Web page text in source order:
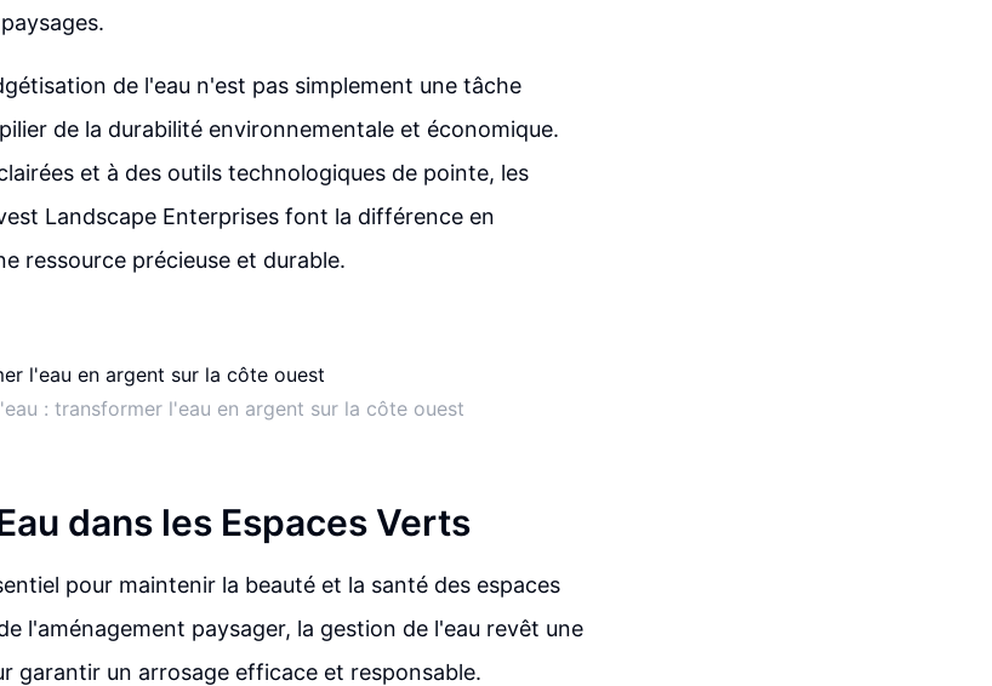
de l'eau n'est pas simplement une tâche
de la durabilité environnementale et économique.
et à des outils technologiques de pointe, les
Landscape Enterprises font la différence en
ressource précieuse et durable.
: transformer l'eau en argent sur la côte ouest
dans les Espaces Verts
pour maintenir la beauté et la santé des espaces
l'aménagement paysager, la gestion de l'eau revêt une
garantir un arrosage efficace et responsable.